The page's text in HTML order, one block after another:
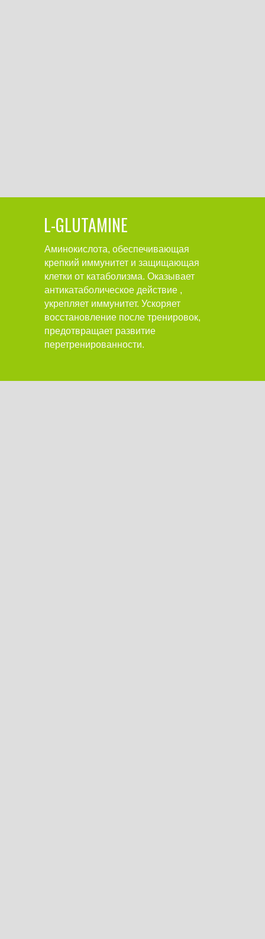
L-GLUTAMINE
Аминокислота, обеспечивающая
крепкий иммунитет и защищающая
клетки от катаболизма. Оказывает
антикатаболическое действие ,
укрепляет иммунитет. Ускоряет
восстановление после тренировок,
предотвращает развитие
перетренированности.